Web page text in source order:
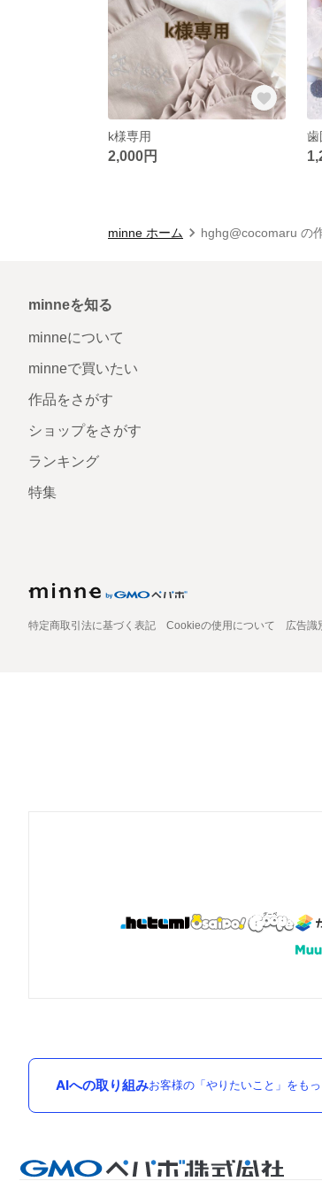
k様専用
2,000円
歯
minne ホーム hghg@cocomaru の
minneを知る
minneについて
minneで買いたい
作品をさがす
ショップをさがす
ランキング
特集
特定商取引法に基づく表記 Cookieの使用について 広告識
AIへの取り組みお客様の「やりたいこと」をも